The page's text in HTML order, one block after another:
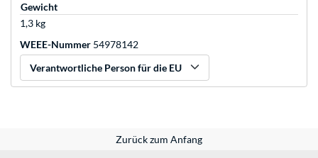
Gewicht
1,3 kg
WEEE-Nummer 54978142
Verantwortliche Person für die EU
Zurück zum Anfang